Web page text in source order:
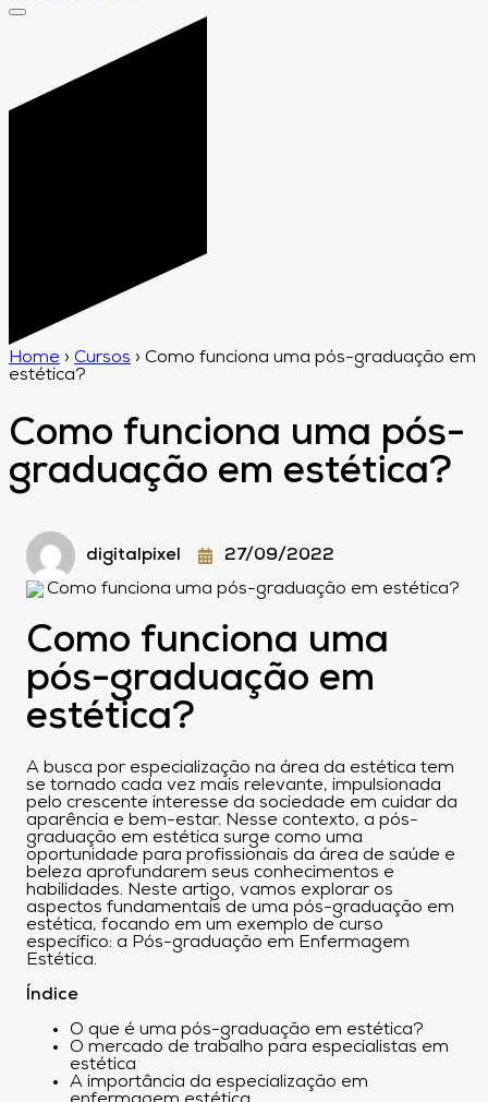
Home › Cursos › Como funciona uma pós-graduação em
estética?
Como funciona uma pós-
graduação em estética?
digitalpixel 27/09/2022
Como funciona uma
pós-graduação em
estética?
A busca por especialização na área da estética tem
se tornado cada vez mais relevante, impulsionada
pelo crescente interesse da sociedade em cuidar da
aparência e bem-estar. Nesse contexto, a pós-
graduação em estética surge como uma
oportunidade para profissionais da área de saúde e
beleza aprofundarem seus conhecimentos e
habilidades. Neste artigo, vamos explorar os
aspectos fundamentais de uma pós-graduação em
estética, focando em um exemplo de curso
específico: a Pós-graduação em Enfermagem
Estética.
Índice
O que é uma pós-graduação em estética?
O mercado de trabalho para especialistas em
estética
A importância da especialização em